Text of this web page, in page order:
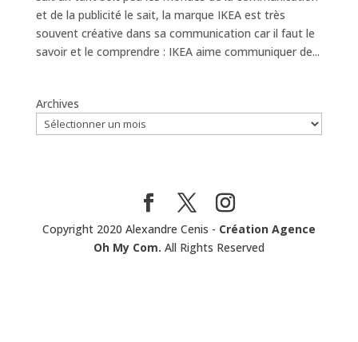
et de la publicité le sait, la marque IKEA est très
souvent créative dans sa communication car il faut le
savoir et le comprendre : IKEA aime communiquer de...
Archives
Copyright 2020 Alexandre Cenis - Création Agence
Oh My Com. All Rights Reserved